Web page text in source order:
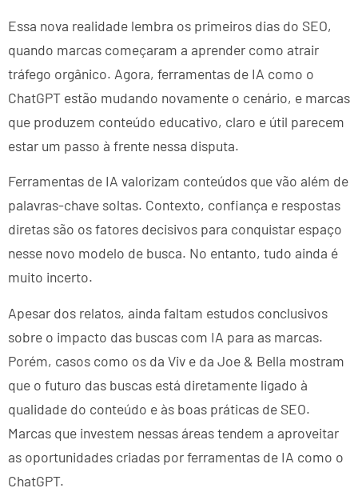
Essa nova realidade lembra os primeiros dias do SEO,
quando marcas começaram a aprender como atrair
tráfego orgânico. Agora, ferramentas de IA como o
ChatGPT estão mudando novamente o cenário, e marcas
que produzem conteúdo educativo, claro e útil parecem
estar um passo à frente nessa disputa.
Ferramentas de IA valorizam conteúdos que vão além de
palavras-chave soltas. Contexto, confiança e respostas
diretas são os fatores decisivos para conquistar espaço
nesse novo modelo de busca. No entanto, tudo ainda é
muito incerto.
Apesar dos relatos, ainda faltam estudos conclusivos
sobre o impacto das buscas com IA para as marcas.
Porém, casos como os da Viv e da Joe & Bella mostram
que o futuro das buscas está diretamente ligado à
qualidade do conteúdo e às boas práticas de SEO.
Marcas que investem nessas áreas tendem a aproveitar
as oportunidades criadas por ferramentas de IA como o
ChatGPT.